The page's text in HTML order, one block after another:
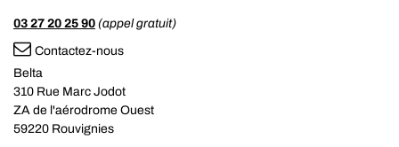
03 27 20 25 90 (appel gratuit)
Contactez-nous
Belta
310 Rue Marc Jodot
ZA de l'aérodrome Ouest
59220 Rouvignies